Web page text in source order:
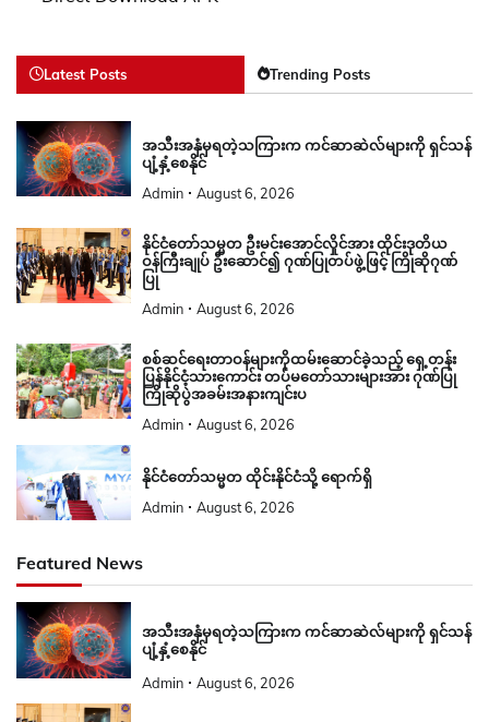
Latest Posts Trending Posts
အသီးအနှံမှရတဲ့သကြားက ကင်ဆာဆဲလ်များကို ရှင်သန်
ပျံ့နှံ့စေနိုင်
Admin August 6, 2026
နိုင်ငံတော်သမ္မတ ဦးမင်းအောင်လှိုင်အား ထိုင်းဒုတိယ
ဝန်ကြီးချုပ် ဦးဆောင်၍ ဂုဏ်ပြုတပ်ဖွဲ့ဖြင့် ကြိုဆိုဂုဏ်
ပြု
Admin August 6, 2026
စစ်ဆင်ရေးတာဝန်များကိုထမ်းဆောင်ခဲ့သည့် ရှေ့တန်း
ပြန်နိုင်ငံ့သားကောင်း တပ်မတော်သားများအား ဂုဏ်ပြု
ကြိုဆိုပွဲအခမ်းအနားကျင်းပ
Admin August 6, 2026
နိုင်ငံတော်သမ္မတ ထိုင်းနိုင်ငံသို့ ရောက်ရှိ
Admin August 6, 2026
Featured News
အသီးအနှံမှရတဲ့သကြားက ကင်ဆာဆဲလ်များကို ရှင်သန်
ပျံ့နှံ့စေနိုင်
Admin August 6, 2026